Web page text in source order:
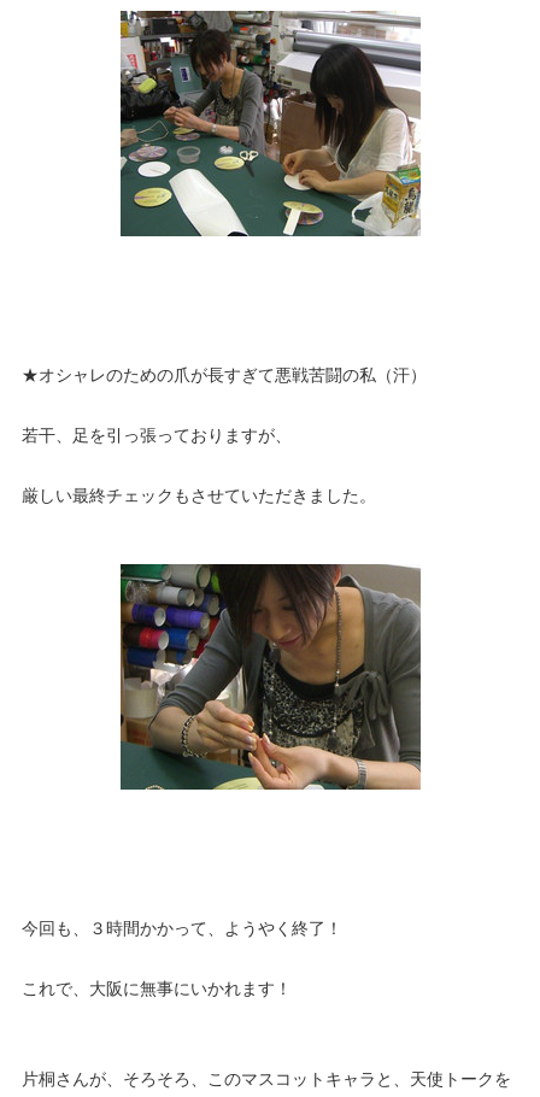
★オシャレのための爪が長すぎて悪戦苦闘の私（汗）
若干、足を引っ張っておりますが、
厳しい最終チェックもさせていただきました。
今回も、３時間かかって、ようやく終了！
これで、大阪に無事にいかれます！
片桐さんが、そろそろ、このマスコットキャラと、天使トークを